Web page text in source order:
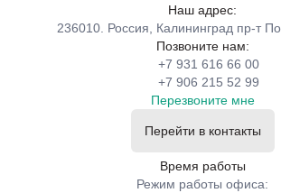
Наш адрес:
236010. Россия, Калининград пр-т
Позвоните нам:
+7 931 616 66 00
+7 906 215 52 99
Перезвоните мне
Перейти в контакты
Время работы
Режим работы офиса: